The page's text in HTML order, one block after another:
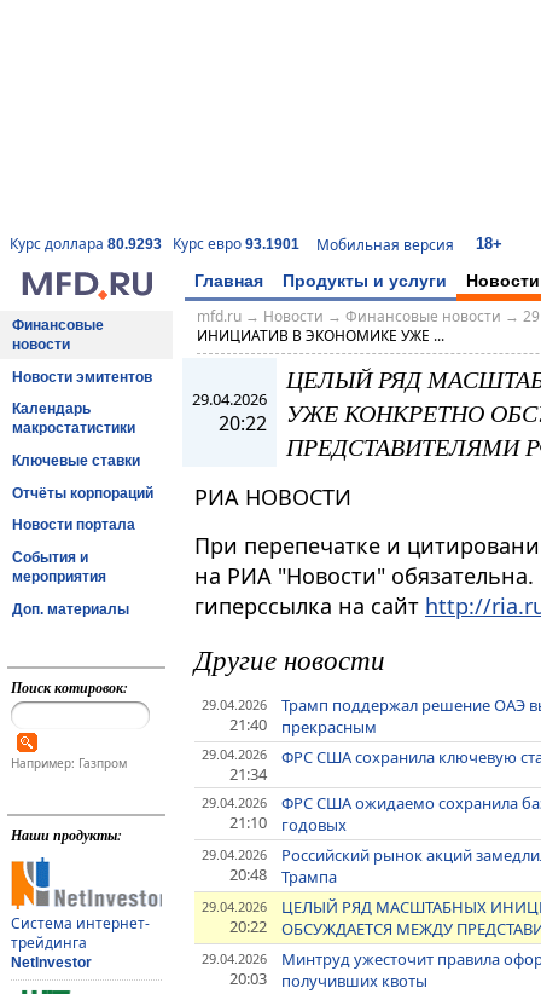
Курс доллара 80.9293 Курс евро 93.1901 Мобильная версия 18+
Главная Продукты и услуги Новости
Финансовые
новости
Новости эмитентов
Календарь
макростатистики
Ключевые ставки
Отчёты корпораций
Новости портала
События и
мероприятия
Доп. материалы
Поиск котировок:
Например: Газпром
Наши продукты:
Система интернет-
трейдинга
NetInvestor
mfd.ru→ Новости → Финансовые новости →
ИНИЦИАТИВ В ЭКОНОМИКЕ УЖЕ ...
29.04.2026
20:22
ЦЕЛЫЙ РЯД
УЖЕ КОНКРЕТНО
ПРЕДСТАВИТЕЛЯМИ
РИА НОВОСТИ
При перепечатке и
на РИА "Новости"
гиперссылка на сайт http://
Другие новости
29.04.2026
21:40
Трамп поддержал решение ОАЭ
прекрасным
29.04.2026
21:34
ФРС США сохранила ключевую
29.04.2026
21:10
ФРС США ожидаемо сохранила
годовых
29.04.2026
20:48
Российский рынок акций
Трампа
29.04.2026
20:22
ЦЕЛЫЙ РЯД МАСШТАБНЫХ
ОБСУЖДАЕТСЯ МЕЖДУ
29.04.2026
20:03
Минтруд ужесточит правила
получивших квоты